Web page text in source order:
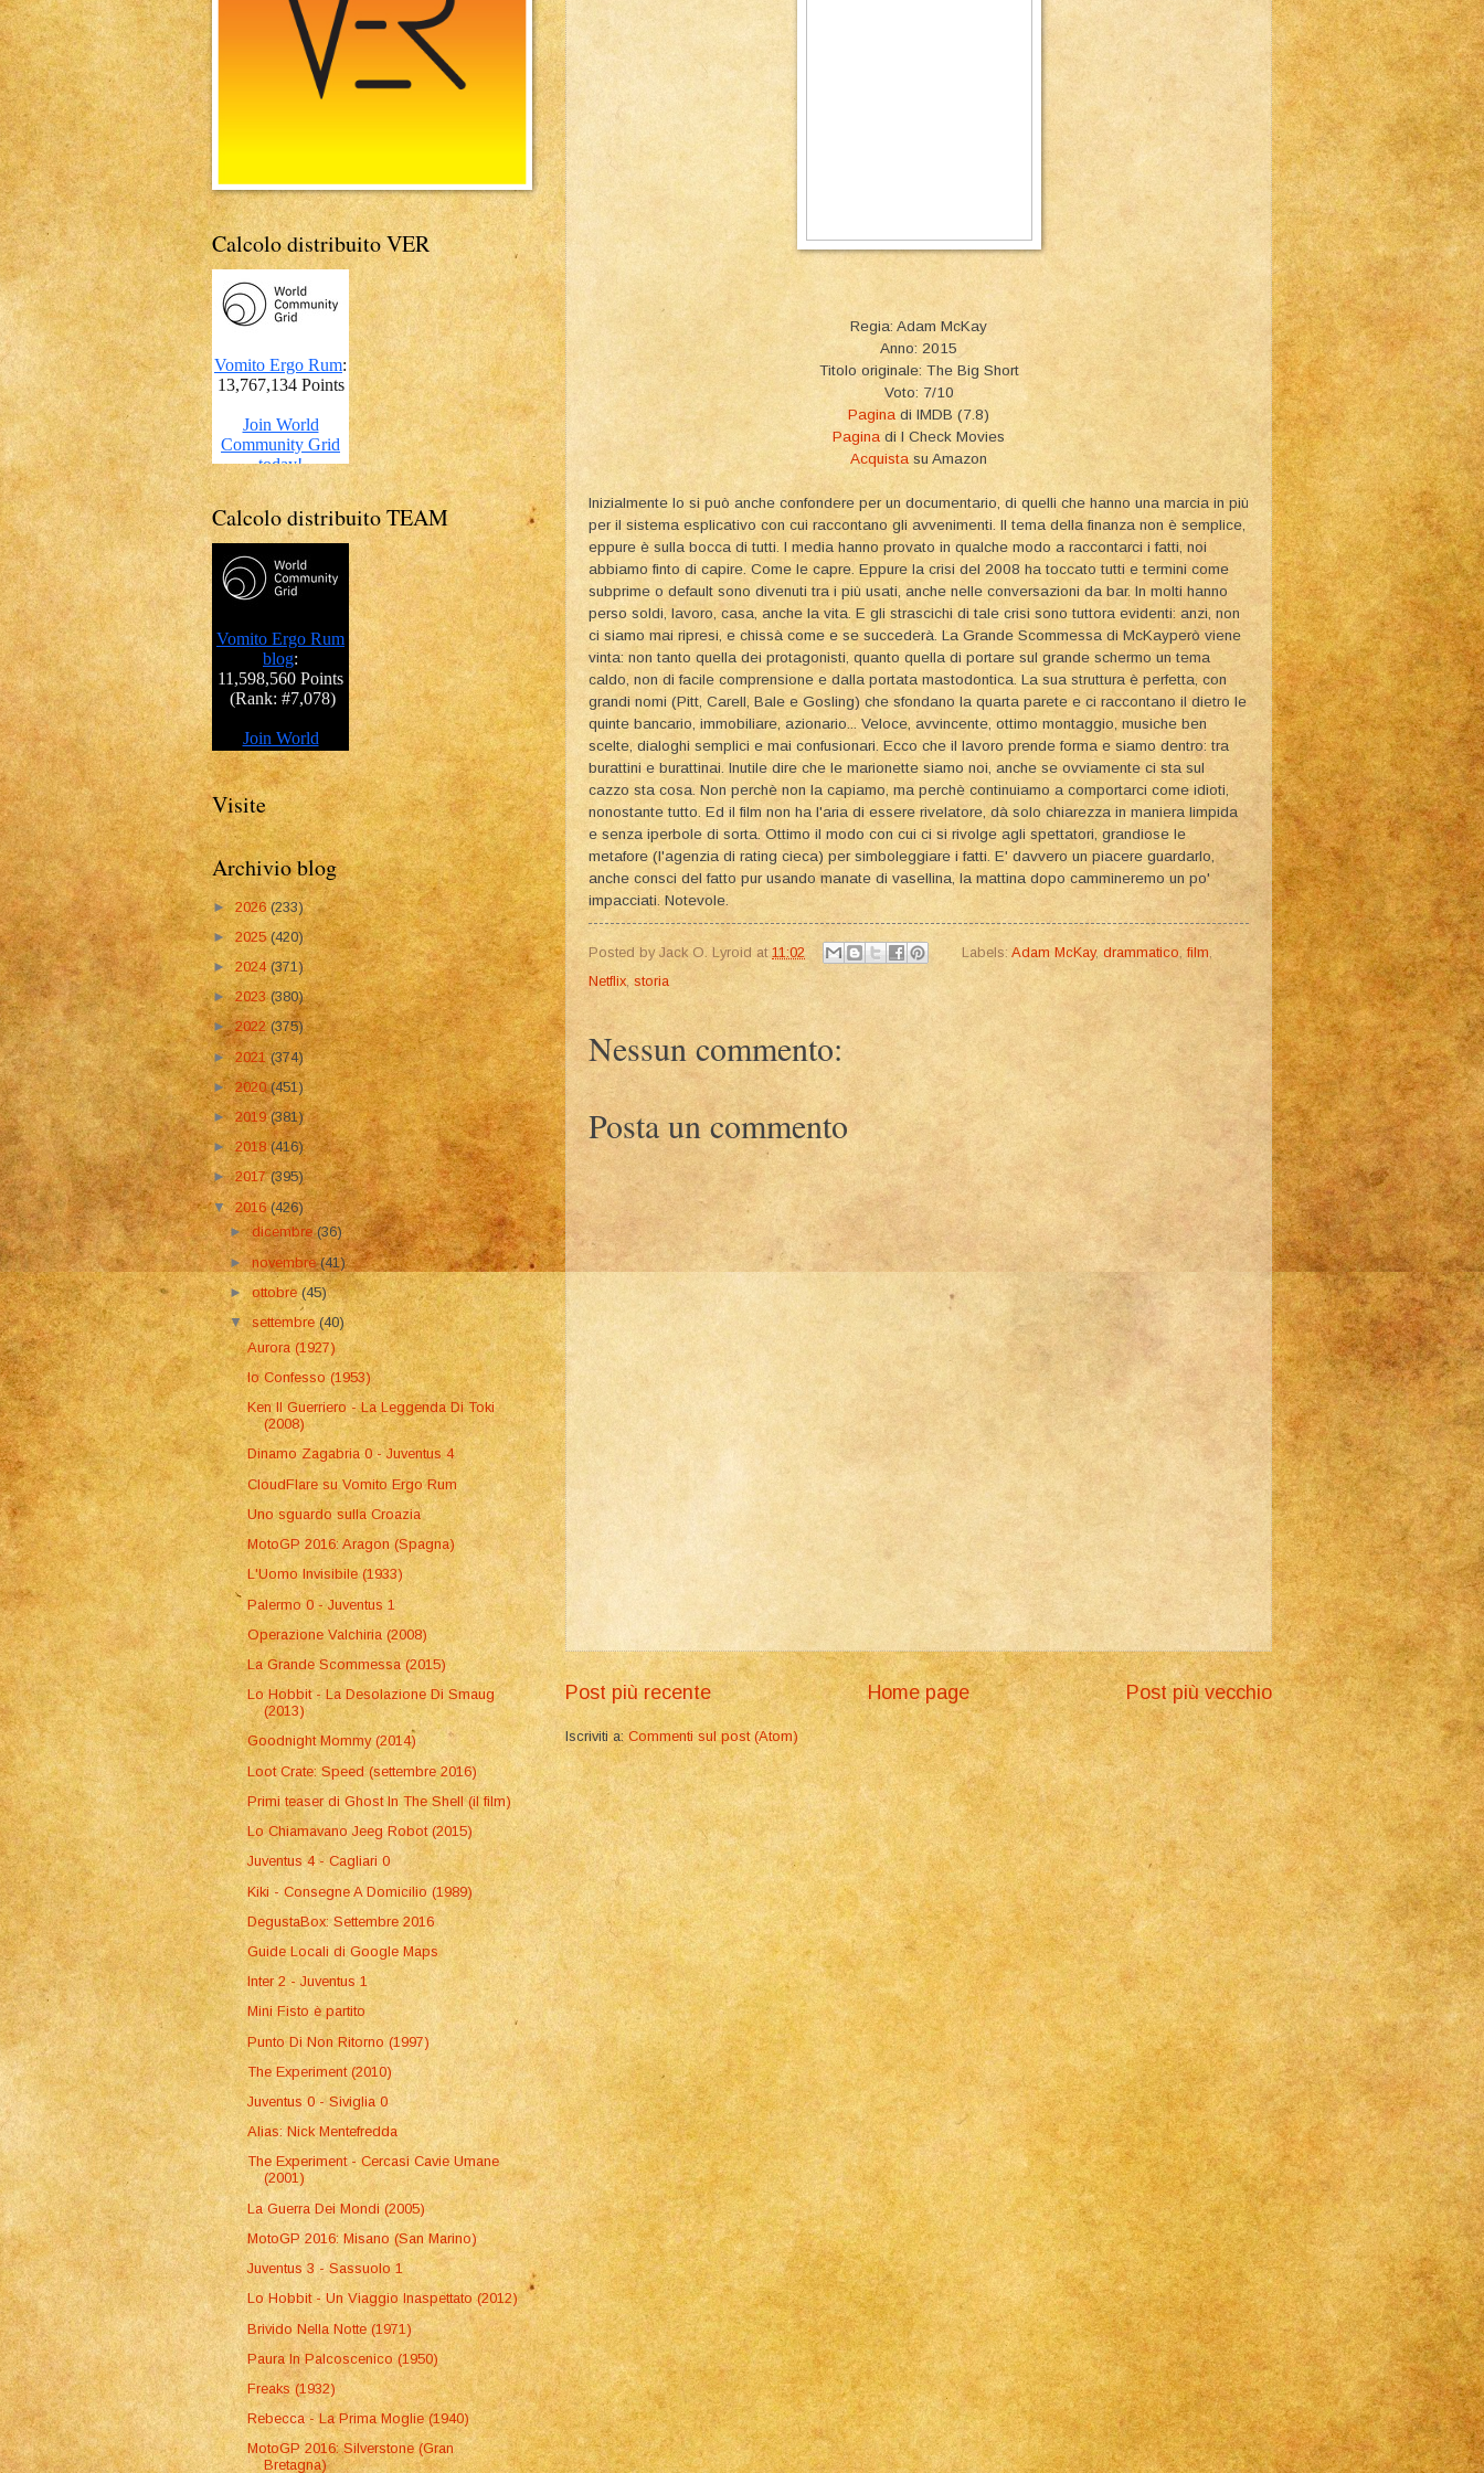
Regia: Adam McKay
Anno: 2015
Titolo originale: The Big Short
Voto: 7/10
Pagina di IMDB (7.8)
Pagina di I Check Movies
Acquista su Amazon
Inizialmente lo si può anche confondere per un documentario, di quelli che hanno una marcia in più
per il sistema esplicativo con cui raccontano gli avvenimenti. Il tema della finanza non è semplice,
eppure è sulla bocca di tutti. I media hanno provato in qualche modo a raccontarci i fatti, noi
abbiamo finto di capire. Come le capre. Eppure la crisi del 2008 ha toccato tutti e termini come
subprime o default sono divenuti tra i più usati, anche nelle conversazioni da bar. In molti hanno
perso soldi, lavoro, casa, anche la vita. E gli strascichi di tale crisi sono tuttora evidenti: anzi, non
ci siamo mai ripresi, e chissà come e se succederà. La Grande Scommessa di McKayperò viene
vinta: non tanto quella dei protagonisti, quanto quella di portare sul grande schermo un tema
caldo, non di facile comprensione e dalla portata mastodontica. La sua struttura è perfetta, con
grandi nomi (Pitt, Carell, Bale e Gosling) che sfondano la quarta parete e ci raccontano il dietro le
quinte bancario, immobiliare, azionario... Veloce, avvincente, ottimo montaggio, musiche ben
scelte, dialoghi semplici e mai confusionari. Ecco che il lavoro prende forma e siamo dentro: tra
burattini e burattinai. Inutile dire che le marionette siamo noi, anche se ovviamente ci sta sul
cazzo sta cosa. Non perchè non la capiamo, ma perchè continuiamo a comportarci come idioti,
nonostante tutto. Ed il film non ha l'aria di essere rivelatore, dà solo chiarezza in maniera limpida
e senza iperbole di sorta. Ottimo il modo con cui ci si rivolge agli spettatori, grandiose le
metafore (l'agenzia di rating cieca) per simboleggiare i fatti. E' davvero un piacere guardarlo,
anche consci del fatto pur usando manate di vasellina, la mattina dopo cammineremo un po'
impacciati. Notevole.
Posted by Jack O. Lyroid at 11:02 Labels: Adam McKay,drammatico ,film
Netflix, storia
Nessun commento:
Posta un commento
Post più recente Post più vecchio
Home page
Iscriviti a: Commenti sul post (Atom)
Calcolo distribuito VER
Calcolo distribuito TEAM
Visite
Archivio blog
► 2026(233)
►2025(420)
►2024 (371)
►2023(380)
►2022 (375)
►2021(374)
►2020(451)
►2019(381)
►2018(416)
►2017(395)
▼2016(426)
►dicembre(36)
►novembre(41)
►ottobre(45)
▼settembre(40)
Aurora (1927)
Io Confesso (1953)
Ken Il Guerriero - La Leggenda Di Toki
(2008)
Dinamo Zagabria 0 - Juventus 4
CloudFlare su Vomito Ergo Rum
Uno sguardo sulla Croazia
MotoGP 2016: Aragon (Spagna)
L'Uomo Invisibile (1933)
Palermo 0 - Juventus 1
Operazione Valchiria (2008)
La Grande Scommessa (2015)
Lo Hobbit - La Desolazione Di Smaug
(2013)
Goodnight Mommy (2014)
Loot Crate: Speed (settembre 2016)
Primi teaser di Ghost In The Shell (il film)
Lo Chiamavano Jeeg Robot (2015)
Juventus 4 - Cagliari 0
Kiki - Consegne A Domicilio (1989)
DegustaBox: Settembre 2016
Guide Locali di Google Maps
Inter 2 - Juventus 1
Mini Fisto è partito
Punto Di Non Ritorno (1997)
The Experiment (2010)
Juventus 0 - Siviglia 0
Alias: Nick Mentefredda
The Experiment - Cercasi Cavie Umane
(2001)
La Guerra Dei Mondi (2005)
MotoGP 2016: Misano (San Marino)
Juventus 3 - Sassuolo 1
Lo Hobbit - Un Viaggio Inaspettato (2012)
Brivido Nella Notte (1971)
Paura In Palcoscenico (1950)
Freaks (1932)
Rebecca - La Prima Moglie (1940)
MotoGP 2016: Silverstone (Gran
Bretagna)